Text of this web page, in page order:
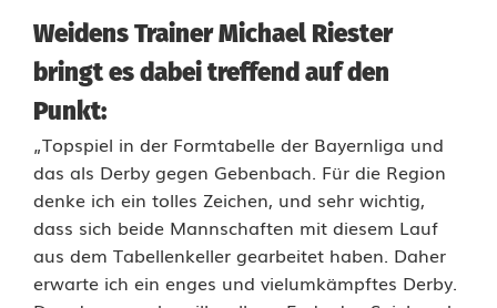
D
J
K
G
e
b
e
Weidens Trainer Michael Riester
bringt es dabei treffend auf den
Punkt:
„Topspiel in der Formtabelle der Bayernliga und
das als Derby gegen Gebenbach. Für die Region
denke ich ein tolles Zeichen, und sehr wichtig,
dass sich beide Mannschaften mit diesem Lauf
aus dem Tabellenkeller gearbeitet haben. Daher
erwarte ich ein enges und vielumkämpftes Derby.